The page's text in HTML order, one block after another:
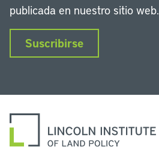
publicada en nuestro sitio web.
Suscribirse